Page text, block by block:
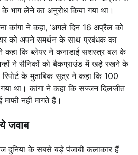
भाग लेने का अनुरोध किया गया था।
कांगा ने कहा, ‘अगले दिन 16 अप्रैल को
को अपने समर्थन के साथ प्रबंधक का
कहा कि ब्लेयर ने कनाडाई सशस्त्र बल के
ने सैनिकों को बैकग्राउंड में खड़े रखने के
के मुताबिक सूत्र ने कहा कि 100
था। कांगा ने कहा कि सज्जन दिलजीत
नहीं मागते हैं।
जवाब
दुनिया के सबसे बड़े पंजाबी कलाकार हैं